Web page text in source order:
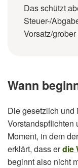
Das schützt
Steuer-/
Vorsatz/
Wann
Die gesetzlich und
Vorstandspflichten
Moment, in dem
erklärt, dass erdie
beginnt also nicht